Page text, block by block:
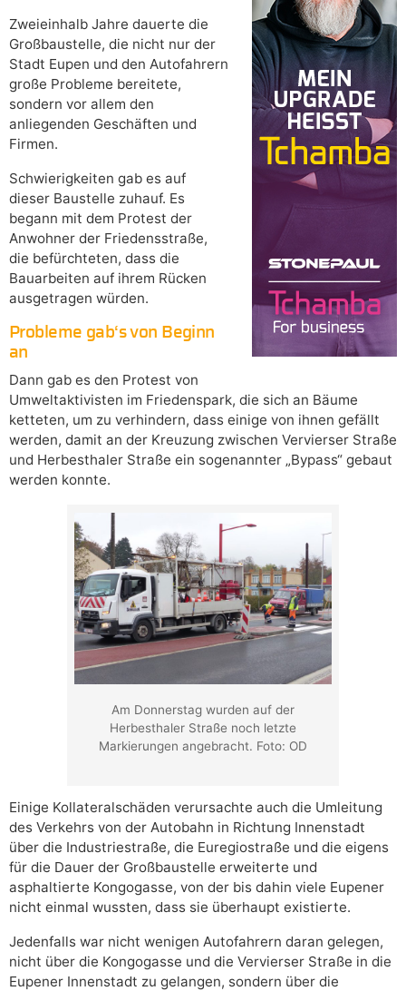
Zweieinhalb Jahre dauerte die
Großbaustelle, die nicht nur der
Stadt Eupen und den Autofahrern
große Probleme bereitete,
sondern vor allem den
anliegenden Geschäften und
Firmen.
Schwierigkeiten gab es auf
dieser Baustelle zuhauf. Es
begann mit dem Protest der
Anwohner der Friedensstraße,
die befürchteten, dass die
Bauarbeiten auf ihrem Rücken
ausgetragen würden.
Probleme gab‘s von Beginn
an
Dann gab es den Protest von
Umweltaktivisten im Friedenspark, die sich an Bäume
ketteten, um zu verhindern, dass einige von ihnen gefällt
werden, damit an der Kreuzung zwischen Vervierser Straße
und Herbesthaler Straße ein sogenannter „Bypass“ gebaut
werden konnte.
Am Donnerstag wurden auf der
Herbesthaler Straße noch letzte
Markierungen angebracht. Foto: OD
Einige Kollateralschäden verursachte auch die Umleitung
des Verkehrs von der Autobahn in Richtung Innenstadt
über die Industriestraße, die Euregiostraße und die eigens
für die Dauer der Großbaustelle erweiterte und
asphaltierte Kongogasse, von der bis dahin viele Eupener
nicht einmal wussten, dass sie überhaupt existierte.
Jedenfalls war nicht wenigen Autofahrern daran gelegen,
nicht über die Kongogasse und die Vervierser Straße in die
Eupener Innenstadt zu gelangen, sondern über die